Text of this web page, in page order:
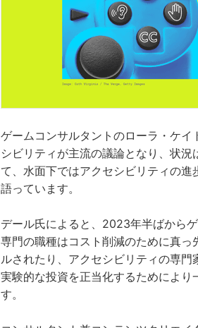
ゲームコンサルタントのローラ・ケ
シビリティが主流の議論となり、状
て、水面下ではアクセシビリティの
語っています。
デール氏によると、2023年半ばから
専門の職種はコスト削減のために真
ルされたり、アクセシビリティの専
実験的な投資を正当化するためによ
す。